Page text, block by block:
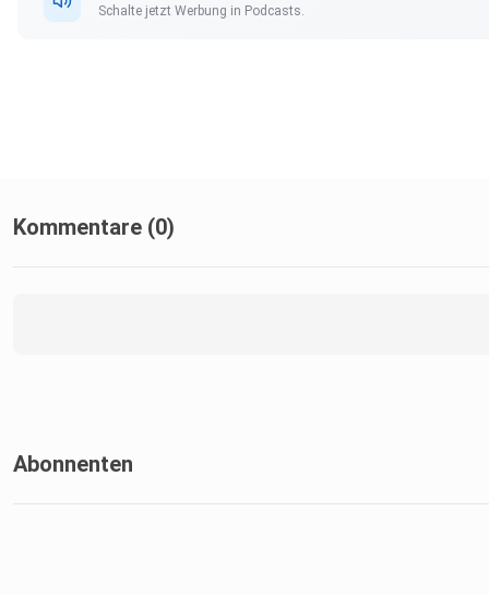
Schalte jetzt Werbung in Podcasts.
Kommentare (0)
Abonnenten